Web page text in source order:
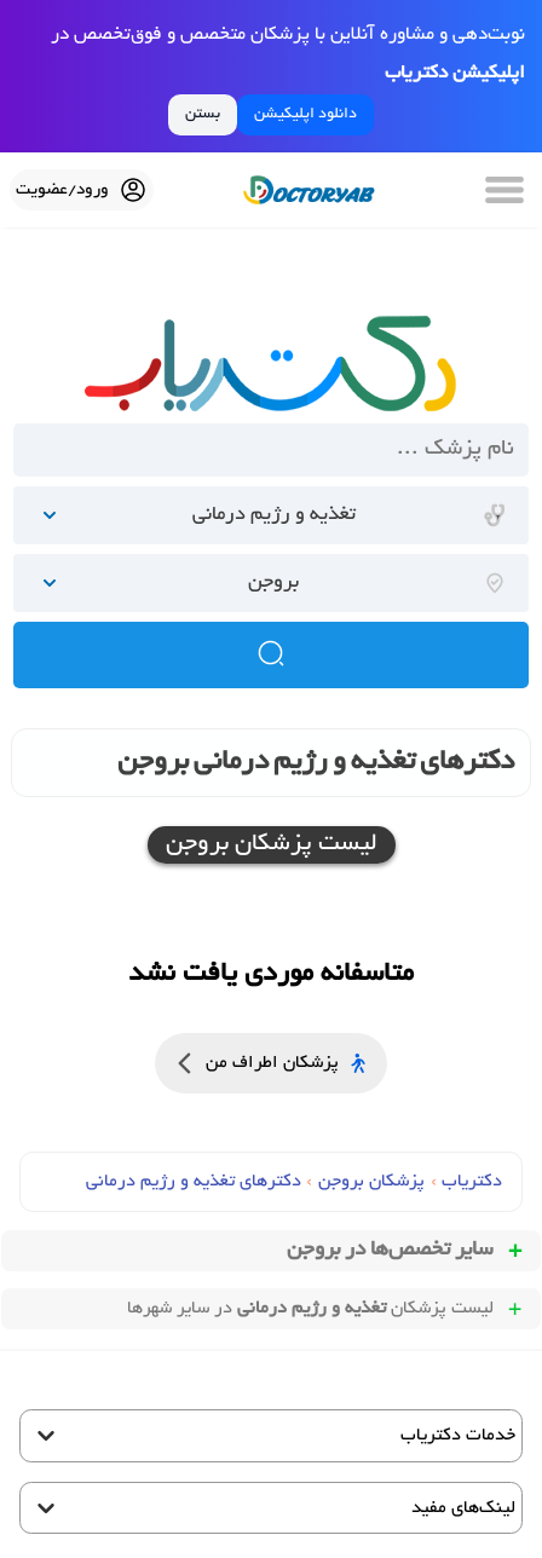
نوبت‌دهی و مشاوره آنلاین با پزشکان متخصص و فوق‌تخصص در
اپلیکیشن دکتریاب
دانلود اپلیکیشن بستن
ورود/عضویت
تغذیه و رژیم درمانی
بروجن
دکترهای تغذیه و رژیم درمانی بروجن
لیست پزشکان بروجن
متاسفانه موردی یافت نشد
پزشکان اطراف من
دکتریاب › پزشکان بروجن › دکترهای تغذيه و رژيم درماني
سایر تخصص‌ها دربروجن
لیست پزشکانتغذیه و رژیم درمانی در سایر شهرها
خدمات دکتریاب
لینک‌های مفید